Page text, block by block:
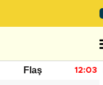
Flaş
artan
12:03